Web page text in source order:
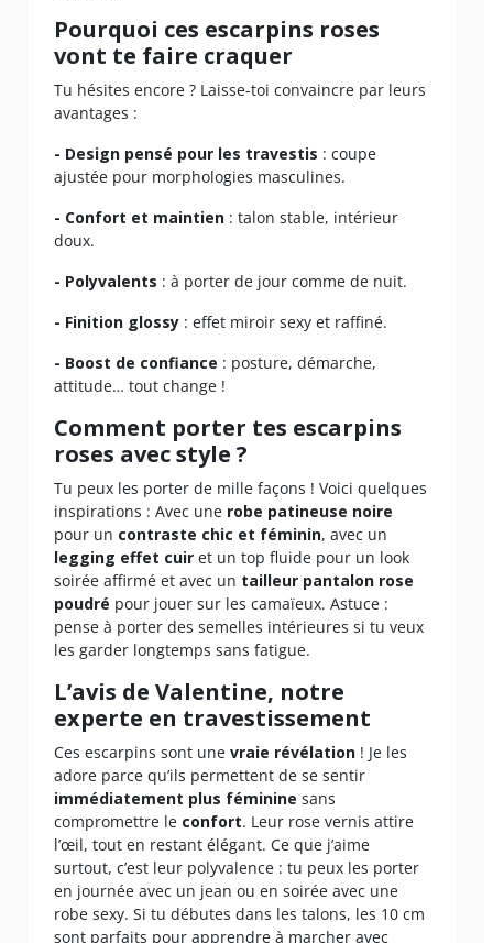
Pourquoi ces escarpins roses
vont te faire craquer
Tu hésites encore ? Laisse-toi convaincre par leurs
avantages :
- Design pensé pour les travestis : coupe
ajustée pour morphologies masculines.
- Confort et maintien : talon stable, intérieur
doux.
- Polyvalents : à porter de jour comme de nuit.
- Finition glossy : effet miroir sexy et raffiné.
- Boost de confiance : posture, démarche,
attitude… tout change !
Comment porter tes escarpins
roses avec style ?
Tu peux les porter de mille façons ! Voici quelques
inspirations : Avec une robe patineuse noire
pour un contraste chic et féminin, avec un
legging effet cuir et un top fluide pour un look
soirée affirmé et avec un tailleur pantalon rose
poudré pour jouer sur les camaïeux. Astuce :
pense à porter des semelles intérieures si tu veux
les garder longtemps sans fatigue.
L’avis de Valentine, notre
experte en travestissement
Ces escarpins sont une vraie révélation ! Je les
adore parce qu’ils permettent de se sentir
immédiatement plus féminine sans
compromettre le confort. Leur rose vernis attire
l’œil, tout en restant élégant. Ce que j’aime
surtout, c’est leur polyvalence : tu peux les porter
en journée avec un jean ou en soirée avec une
robe sexy. Si tu débutes dans les talons, les 10 cm
sont parfaits pour apprendre à marcher avec